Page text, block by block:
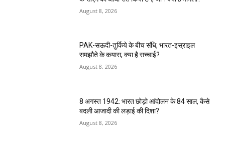
August 8, 2026
PAK-सऊदी-तुर्किये के बीच संधि, भारत-इस्राइल
समझौते के कयास, क्या है सच्चाई?
August 8, 2026
8 अगस्त 1942: भारत छोड़ो आंदोलन के 84 साल, कैसे
बदली आजादी की लड़ाई की दिशा?
August 8, 2026